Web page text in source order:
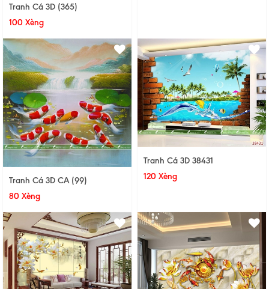
Tranh Cá 3D (365)
100 Xèng
Tranh Cá 3D CA (99)
80 Xèng
Tranh Cá 3D 38431
120 Xèng